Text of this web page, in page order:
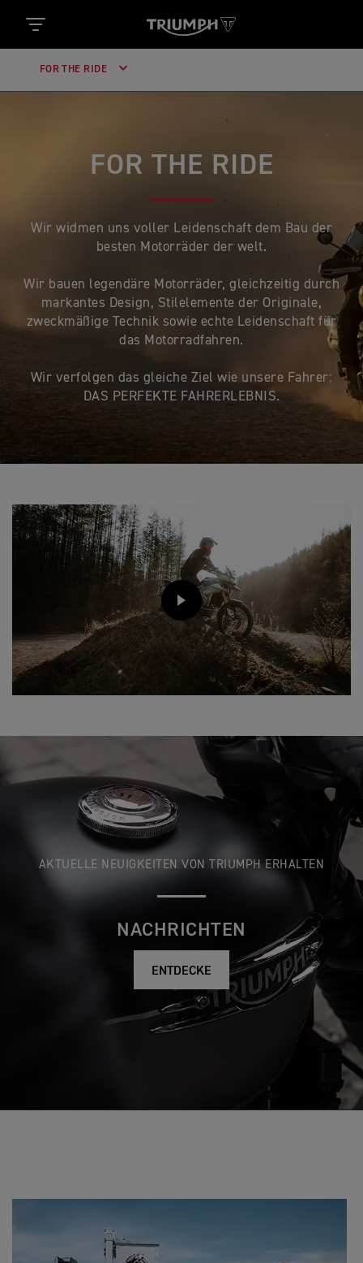
FOR THE RIDE
FOR THE RIDE
Wir widmen uns voller Leidenschaft dem Bau der
besten Motorräder der welt.
Wir bauen legendäre Motorräder, gleichzeitig durch
markantes Design, Stilelemente der Originale,
zweckmäßige Technik sowie echte Leidenschaft für
das Motorradfahren.
Wir verfolgen das gleiche Ziel wie unsere Fahrer:
DAS PERFEKTE FAHRERLEBNIS.
PLAY
AKTUELLE NEUIGKEITEN VON TRIUMPH ERHALTEN
NACHRICHTEN
ENTDECKE